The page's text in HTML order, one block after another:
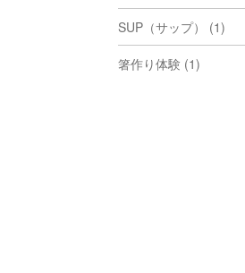
SUP（サップ） (1)
箸作り体験 (1)